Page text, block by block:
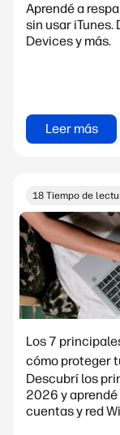
Aprendé a
sin usar
Devices y más.
Leer más
18 Tiempo de
Los 7
cómo proteger
Descubrí los
2026 y
cuentas y red